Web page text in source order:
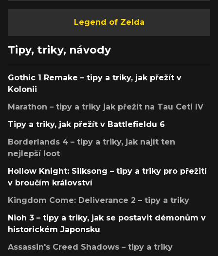
Legend of Zelda
Tipy, triky, návody
Gothic 1 Remake – tipy a triky, jak přežít v
Kolonii
Marathon – tipy a triky jak přežít na Tau Ceti IV
Tipy a triky, jak přežít v Battlefieldu 6
Borderlands 4 – tipy a triky, jak najít ten
nejlepší loot
Hollow Knight: Silksong – tipy a triky pro přežití
v broučím království
Kingdom Come: Deliverance 2 – tipy a triky
Nioh 3 – tipy a triky, jak se postavit démonům v
historickém Japonsku
Assassin's Creed Shadows – tipy a triky